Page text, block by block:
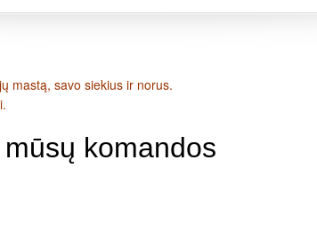
mastą, savo siekius ir norus.